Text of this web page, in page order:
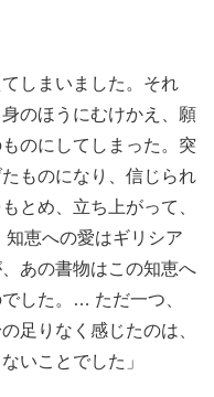
しまいました。それ
のほうにむけかえ、願
のにしてしまった。突
ものになり、信じられ
とめ、立ち上がって、
恵への愛はギリシア
あの書物はこの知恵へ
した。… ただ一つ、
足りなく感じたのは、
いことでした」